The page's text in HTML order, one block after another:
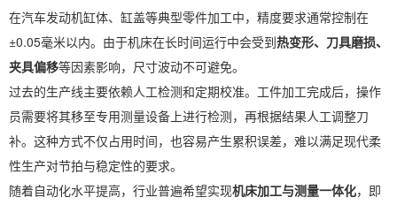
在汽车发动机缸体、缸盖等典型零件加工中，精度要求通常控制在
±0.05毫米以内。由于机床在长时间运行中会受到热变形、刀具磨损、
夹具偏移等因素影响，尺寸波动不可避免。
过去的生产线主要依赖人工检测和定期校准。工件加工完成后，操作
员需要将其移至专用测量设备上进行检测，再根据结果人工调整刀
补。这种方式不仅占用时间，也容易产生累积误差，难以满足现代柔
性生产对节拍与稳定性的要求。
随着自动化水平提高，行业普遍希望实现机床加工与测量一体化，即